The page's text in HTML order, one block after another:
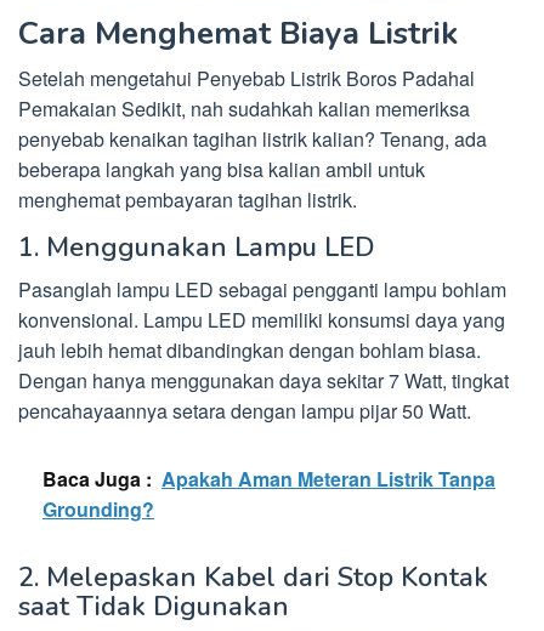
Cara Menghemat Biaya Listrik
Setelah mengetahui Penyebab Listrik Boros Padahal
Pemakaian Sedikit, nah sudahkah kalian memeriksa
penyebab kenaikan tagihan listrik kalian? Tenang, ada
beberapa langkah yang bisa kalian ambil untuk
menghemat pembayaran tagihan listrik.
1. Menggunakan Lampu LED
Pasanglah lampu LED sebagai pengganti lampu bohlam
konvensional. Lampu LED memiliki konsumsi daya yang
jauh lebih hemat dibandingkan dengan bohlam biasa.
Dengan hanya menggunakan daya sekitar 7 Watt, tingkat
pencahayaannya setara dengan lampu pijar 50 Watt.
Baca Juga : Apakah Aman Meteran Listrik Tanpa
Grounding?
2. Melepaskan Kabel dari Stop Kontak
saat Tidak Digunakan